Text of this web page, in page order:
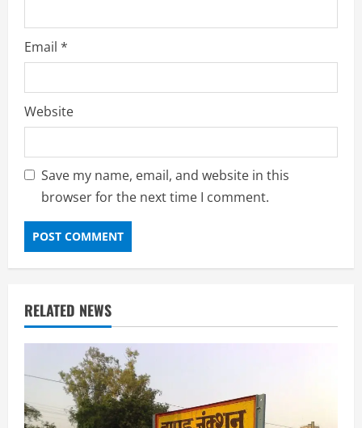
Email *
Website
Save my name, email, and website in this
browser for the next time I comment.
RELATED NEWS